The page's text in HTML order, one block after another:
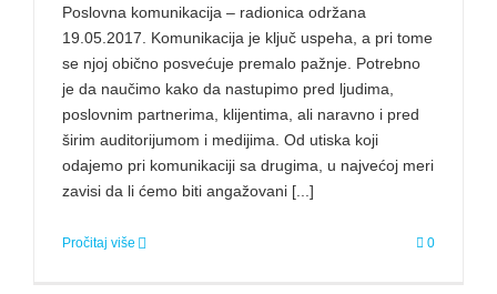
Poslovna komunikacija – radionica održana
19.05.2017. Komunikacija je ključ uspeha, a pri tome
se njoj obično posvećuje premalo pažnje. Potrebno
je da naučimo kako da nastupimo pred ljudima,
poslovnim partnerima, klijentima, ali naravno i pred
širim auditorijumom i medijima. Od utiska koji
odajemo pri komunikaciji sa drugima, u najvećoj meri
zavisi da li ćemo biti angažovani [...]
Pročitaj više 0